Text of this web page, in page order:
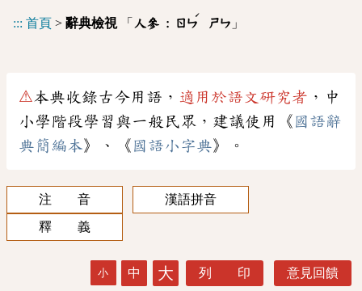
::: 首頁 > 辭典檢視「 人參 : ㄖㄣ
ˊ
ㄕㄣ 」
⚠本典收錄古今用語， 適用於語文研究者 ，中
小學階段學習與一般民眾，建議使用《 國語辭
典簡編本》、《 國語小字典》。
注 音
漢語拼音
釋 義
小 中 大 列 印 意見回饋